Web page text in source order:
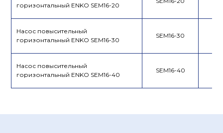
горизонтальный ENKO SEM16-20
Насос повысительный
горизонтальный ENKO SEM16-30
SEM16-30
Насос повысительный
горизонтальный ENKO SEM16-40
SEM16-40